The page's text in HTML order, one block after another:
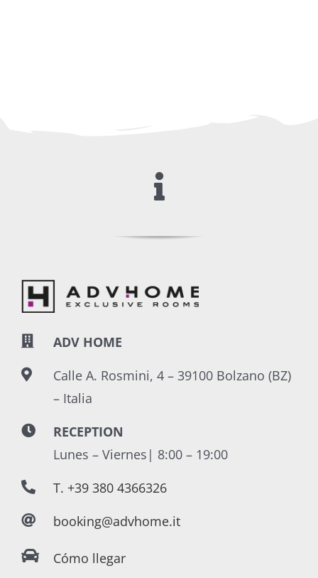
ADV HOME
Calle A. Rosmini, 4 – 39100 Bolzano (BZ)
– Italia
RECEPTION
Lunes – Viernes| 8:00 – 19:00
T. +39 380 4366326
booking@advhome.it
Cómo llegar